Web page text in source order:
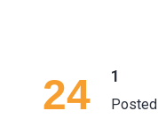
24 1
Posted